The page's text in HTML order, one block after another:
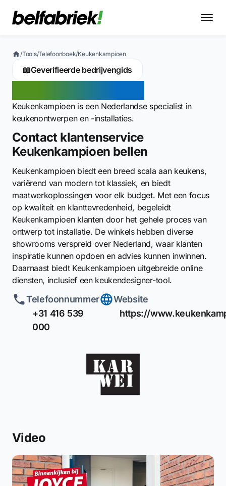
/Tools/Telefoonboek/Keukenkampioen
📖Geverifieerde bedrijvengids
Keukenkampioen is een Nederlandse specialist in
keukenontwerpen en -installaties.
Contact klantenservice
Keukenkampioen bellen
Keukenkampioen biedt een breed scala aan keukens,
variërend van modern tot klassiek, en biedt
maatwerkoplossingen voor elk budget. Met een focus
op kwaliteit en klanttevredenheid, begeleidt
Keukenkampioen klanten door het gehele proces van
ontwerp tot installatie. De winkels hebben diverse
showrooms verspreid over Nederland, waar klanten
inspiratie kunnen opdoen en advies kunnen inwinnen.
Daarnaast biedt Keukenkampioen uitgebreide online
diensten, inclusief een keukendesigner-tool.
Telefoonnummer
+31 416 539
000
Website
https://
Video